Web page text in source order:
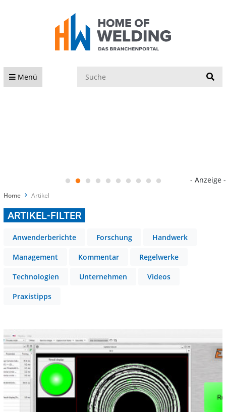
Menü
- Anzeige -
Home Artikel
ARTIKEL-FILTER
Anwenderberichte Forschung Handwerk
Management Kommentar Regelwerke
Technologien Unternehmen Videos
Praxistipps